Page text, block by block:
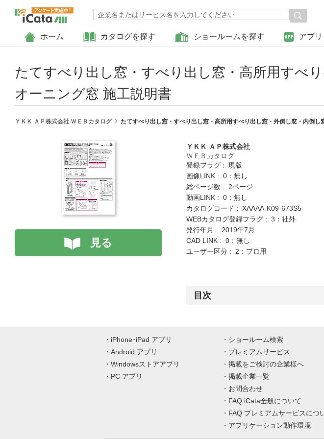
ホーム カタログを探す ショールームを探す アプリ
たてすべり出し窓・すべり出し窓・高所用すべ
オーニング窓 施工説明書
ＹＫＫ ＡＰ株式会社 ＷＥＢカタログ たてすべり出し窓・すべり出し窓・高所用すべり出し窓・外倒し窓・内倒し
見る
ＹＫＫ ＡＰ株式会社
ＷＥＢカタログ
登録フラグ : 現版
画像LINK : 0：無し
総ページ数 : 2ページ
動画LINK : 0：無し
カタログコード : XAAAA-K09-673S5
WEBカタログ登録フラグ : 3：社外
発行年月 : 2019年7月
CAD LINK : 0：無し
ユーザー区分 : 2：プロ用
目次
iPhone･iPad アプリ
Android アプリ
Windowsストアアプリ
PC アプリ
ショールーム検索
プレミアムサービス
掲載をご検討の企業様へ
掲載企業一覧
お問合わせ
FAQ iCata全般について
FAQ プレミアムサービスにつ
アプリケーション動作環境